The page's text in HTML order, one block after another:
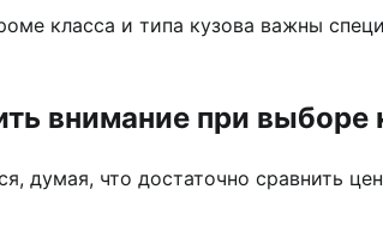
класса и типа кузова важны
внимание при выборе
думая, что достаточно сравнить